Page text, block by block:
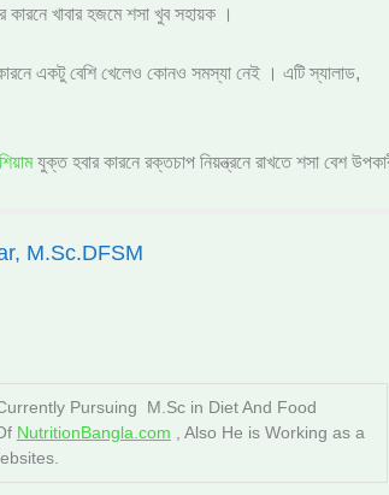
কারনে খাবার হজমে শসা খুব সহায়ক ।
একটু বেশি খেলেও কোনও সমস্যা নেই । এটি স্যালাড,
যুক্ত হবার কারনে রক্তচাপ নিয়ন্ত্রনে রাখতে শসা বেশ
M.Sc.DFSM
Pursuing M.Sc in Diet And Food
NutritionBangla.com , Also He is Working as a